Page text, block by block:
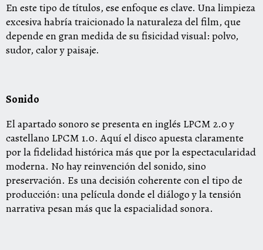
En este tipo de títulos, ese enfoque es clave. Una limpieza
excesiva habría traicionado la naturaleza del film, que
depende en gran medida de su fisicidad visual: polvo,
sudor, calor y paisaje.
Sonido
El apartado sonoro se presenta en inglés LPCM 2.0 y
castellano LPCM 1.0. Aquí el disco apuesta claramente
por la fidelidad histórica más que por la espectacularidad
moderna. No hay reinvención del sonido, sino
preservación. Es una decisión coherente con el tipo de
producción: una película donde el diálogo y la tensión
narrativa pesan más que la espacialidad sonora.